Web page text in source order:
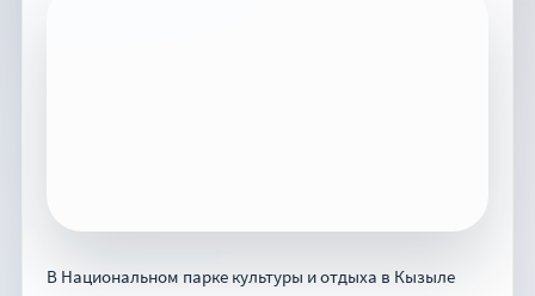
В Национальном парке культуры и отдыха в Кызыле